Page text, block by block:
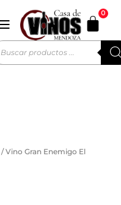
0
/ Vino Gran Enemigo El